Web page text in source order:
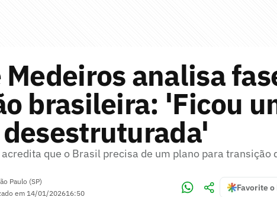
analisa
brasileira: 'Ficou
que o Brasil precisa de um plano para transição
Paulo (SP)
em 14/01/202616:50
Favorite o